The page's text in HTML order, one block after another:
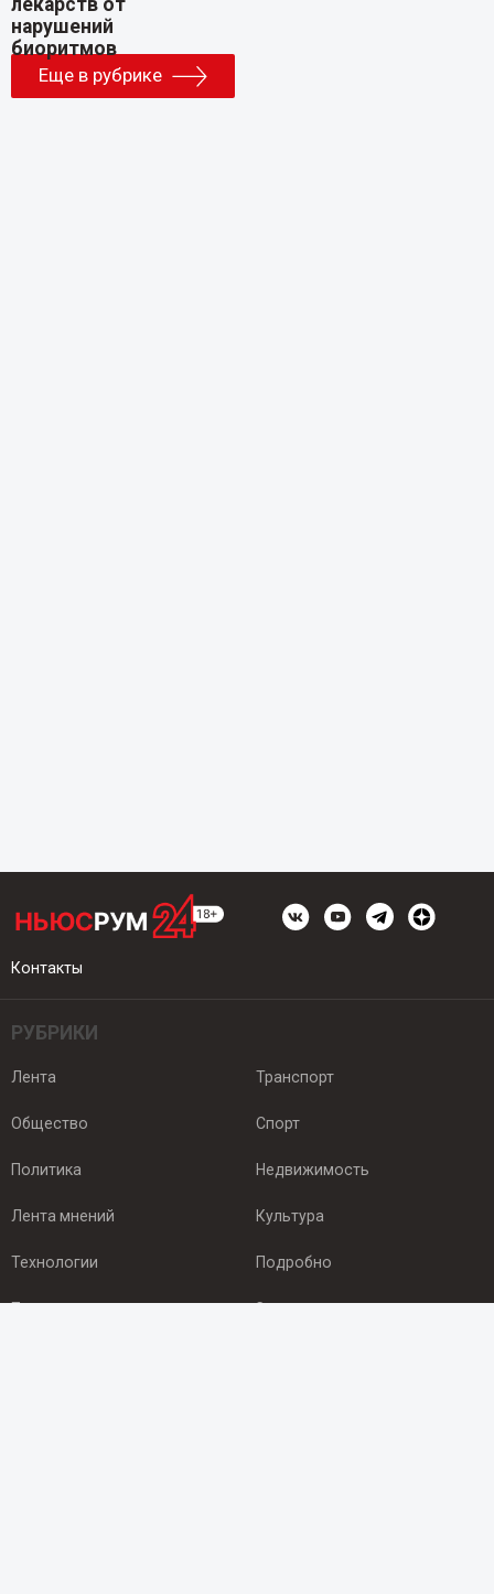
Еще в рубрике
Контакты
РУБРИКИ
Лента
Общество
Политика
Лента мнений
Технологии
Происшествия
Транспорт
Спорт
Недвижимость
Культура
Подробно
Здоровье